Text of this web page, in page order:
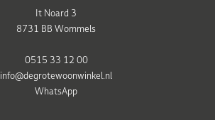
It Noard 3
8731 BB Wommels
0515 33 12 00
info@degrotewoonwinkel.nl
WhatsApp